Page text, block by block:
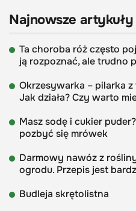
Najnowsze artykuły
Ta choroba róż często
ją rozpoznać, ale trudno
Okrzesywarka – pilarka
Jak działa? Czy warto
Masz sodę i cukier
pozbyć się mrówek
Darmowy nawóz z
ogrodu. Przepis jest
Budleja skrętolistna